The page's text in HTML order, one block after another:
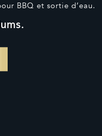
BBQ et sortie d’eau.